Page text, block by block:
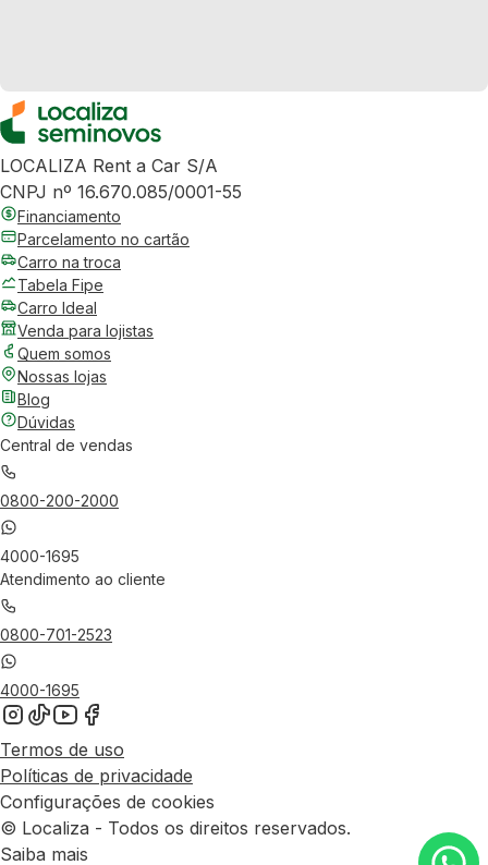
LOCALIZA Rent a Car S/A
CNPJ nº 16.670.085/0001-55
Financiamento
Parcelamento no cartão
Carro na troca
Tabela Fipe
Carro Ideal
Venda para lojistas
Quem somos
Nossas lojas
Blog
Dúvidas
Central de vendas
0800-200-2000
4000-1695
Atendimento ao cliente
0800-701-2523
4000-1695
Termos de uso
Políticas de privacidade
Configurações de cookies
© Localiza - Todos os direitos reservados.
Saiba mais